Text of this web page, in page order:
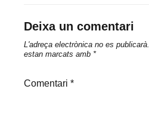
Deixa un comentari
L'adreça electrònica no es publicarà.
estan marcats amb *
Comentari *